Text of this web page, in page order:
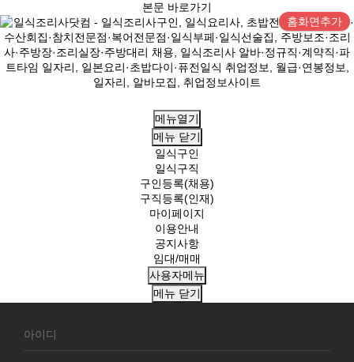
본문 바로가기
홈화면추가
메뉴열기
메뉴 닫기
일식구인
일식구직
구인등록(채용)
구직등록(인재)
마이페이지
이용안내
공지사항
임대/매매
사용자메뉴
메뉴 닫기
원